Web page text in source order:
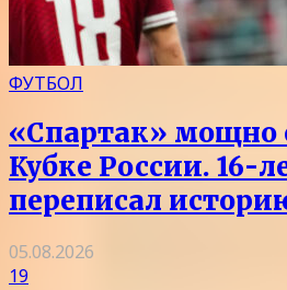
ФУТБОЛ
«Спартак» мощно
Кубке России. 16-
переписал
05.08.2026
19